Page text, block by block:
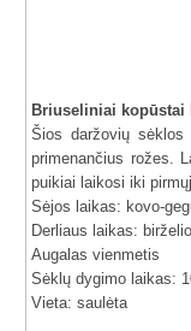
Briuseliniai kopūstai
Šios daržovių
primenančius rožes.
puikiai laikosi iki
Sėjos laikas: kovo-
Derliaus laikas:
Augalas vienmetis
Sėklų dygimo laikas:
Vieta: saulėta